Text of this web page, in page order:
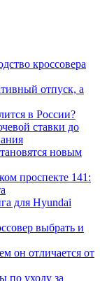
кроссовера
отпуск, а
в России?
ставки до
новым
проспекте 141:
для Hyundai
выбрать и
он отличается от
по уходу за